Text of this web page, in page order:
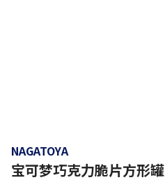
NAGATOYA
宝可梦巧克力脆片方形罐